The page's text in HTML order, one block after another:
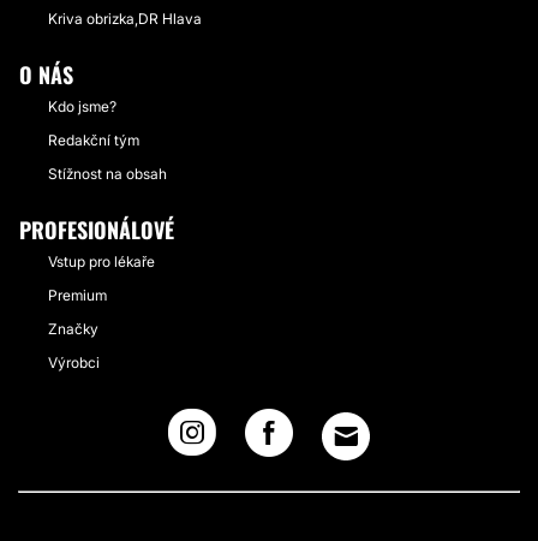
Kriva obrizka,DR Hlava
O NÁS
Kdo jsme?
Redakční tým
Stížnost na obsah
PROFESIONÁLOVÉ
Vstup pro lékaře
Premium
Značky
Výrobci